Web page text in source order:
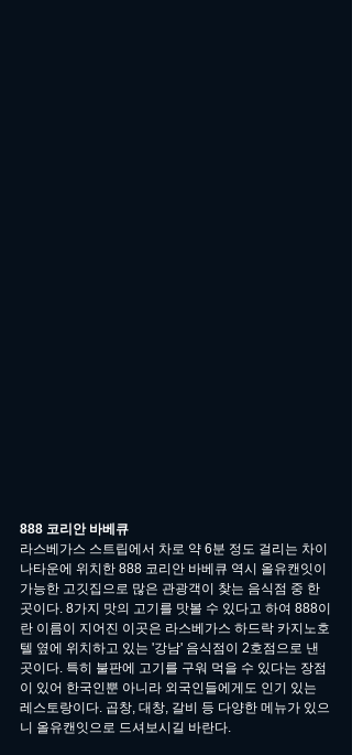
888 코리안 바베큐
라스베가스 스트립에서 차로 약 6분 정도 걸리는 차이
나타운에 위치한 888 코리안 바베큐 역시 올유캔잇이
가능한 고깃집으로 많은 관광객이 찾는 음식점 중 한
곳이다. 8가지 맛의 고기를 맛볼 수 있다고 하여 888이
란 이름이 지어진 이곳은 라스베가스 하드락 카지노호
텔 옆에 위치하고 있는 '강남' 음식점이 2호점으로 낸
곳이다. 특히 불판에 고기를 구워 먹을 수 있다는 장점
이 있어 한국인뿐 아니라 외국인들에게도 인기 있는
레스토랑이다. 곱창, 대창, 갈비 등 다양한 메뉴가 있으
니 올유캔잇으로 드셔보시길 바란다.